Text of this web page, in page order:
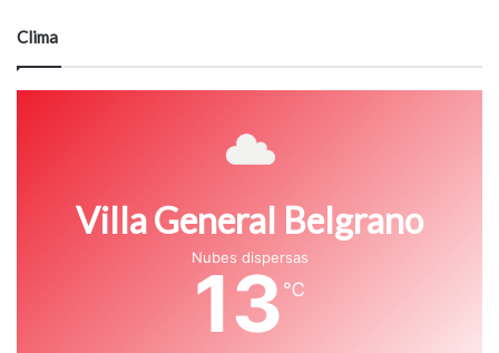
Clima
Villa General Belgrano
Nubes dispersas
13 ℃